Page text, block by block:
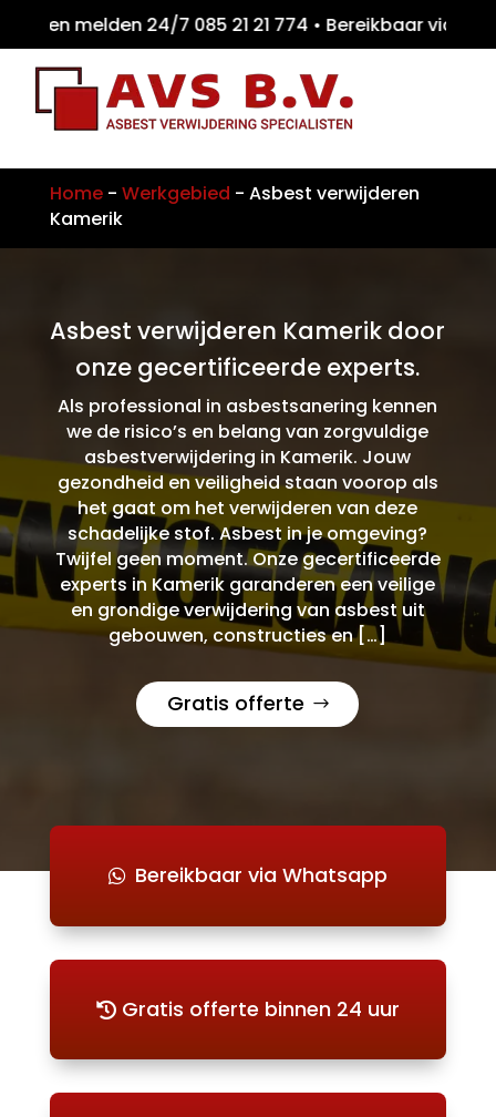
melden 24/7 085 21 21 774 •
Home- Werkgebied - Asbest verwijderen
Kamerik
Asbest verwijderen Kamerik door
onze gecertificeerde experts.
Als professional in asbestsanering kennen
we de risico’s en belang van zorgvuldige
asbestverwijdering in Kamerik. Jouw
gezondheid en veiligheid staan voorop als
het gaat om het verwijderen van deze
schadelijke stof. Asbest in je omgeving?
Twijfel geen moment. Onze gecertificeerde
experts in Kamerik garanderen een veilige
en grondige verwijdering van asbest uit
gebouwen, constructies en […]
Gratis offerte
Bereikbaar via Whatsapp
Gratis offerte binnen 24 uur